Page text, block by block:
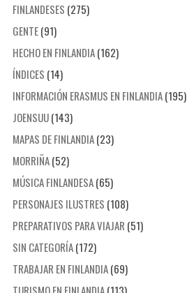
FINLANDESES (275)
GENTE(91)
HECHO EN FINLANDIA(162)
ÍNDICES (14)
INFORMACIÓN ERASMUS EN FINLANDIA(195)
JOENSUU(143)
MAPAS DE FINLANDIA(23)
MORRIÑA(52)
MÚSICA FINLANDESA(65)
PERSONAJES ILUSTRES (108)
PREPARATIVOS PARA VIAJAR (51)
SIN CATEGORÍA(172)
TRABAJAR EN FINLANDIA(69)